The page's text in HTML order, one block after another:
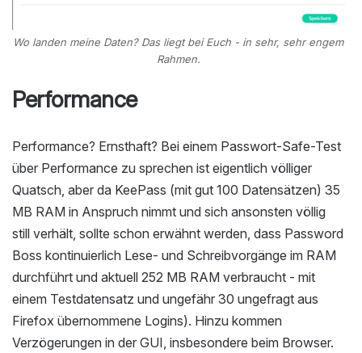
Wo landen meine Daten? Das liegt bei Euch - in sehr, sehr engem
Rahmen.
Performance
Performance? Ernsthaft? Bei einem Passwort-Safe-Test
über Performance zu sprechen ist eigentlich völliger
Quatsch, aber da KeePass (mit gut 100 Datensätzen) 35
MB RAM in Anspruch nimmt und sich ansonsten völlig
still verhält, sollte schon erwähnt werden, dass Password
Boss kontinuierlich Lese- und Schreibvorgänge im RAM
durchführt und aktuell 252 MB RAM verbraucht - mit
einem Testdatensatz und ungefähr 30 ungefragt aus
Firefox übernommene Logins). Hinzu kommen
Verzögerungen in der GUI, insbesondere beim Browser.